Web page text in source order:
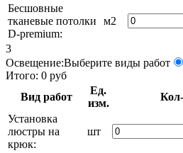
Бесшовные
тканевые потолки
D-premium:
м2
3
Освещение:Выберите виды работ
Итого: 0 руб
Вид работ
Ед.
изм.
Установка
люстры на
крюк:
шт